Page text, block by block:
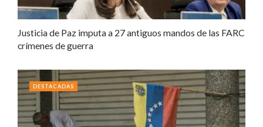
Justicia de Paz imputa a 27 antiguos mandos de las FARC
crímenes de guerra
DESTACADAS